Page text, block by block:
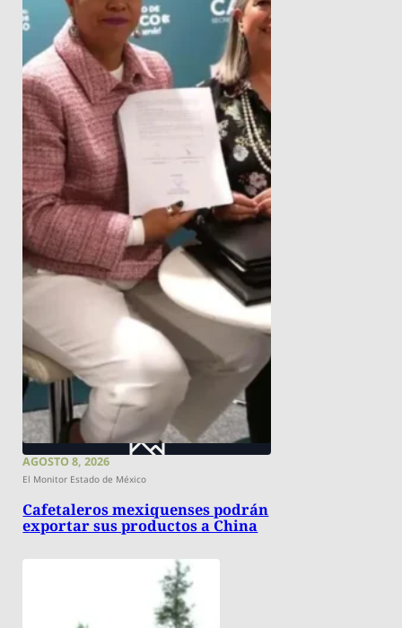
AGOSTO 8, 2026
El Monitor Estado de México
Cafetaleros mexiquenses podrán
exportar sus productos a China